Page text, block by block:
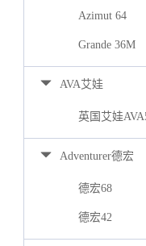
Azimut 64
Grande 36M
AVA艾娃
英国艾娃
Adventurer德宏
德宏68
德宏42